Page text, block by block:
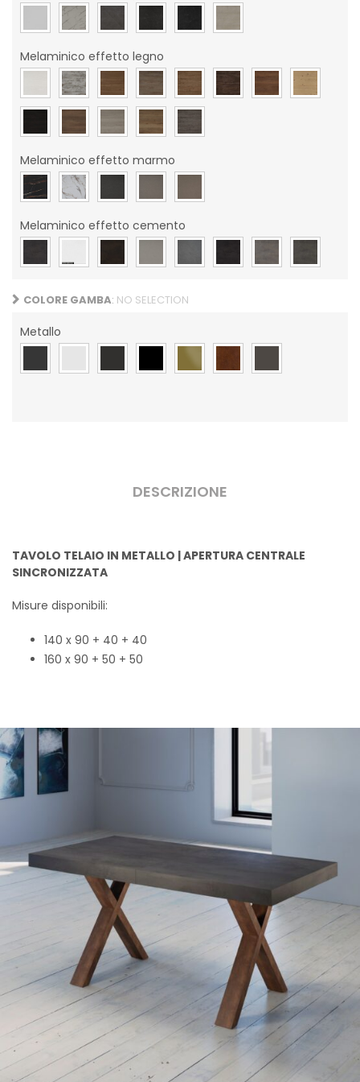
Melaminico effetto legno
Melaminico effetto marmo
Melaminico effetto cemento
COLORE GAMBA: NO SELECTION
Metallo
DESCRIZIONE
TAVOLO TELAIO IN METALLO | APERTURA CENTRALE
SINCRONIZZATA
Misure disponibili:
140 x 90 + 40 + 40
160 x 90 + 50 + 50